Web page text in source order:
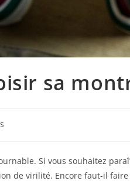
sa
Si vous souhaitez
de virilité. Encore faut-il